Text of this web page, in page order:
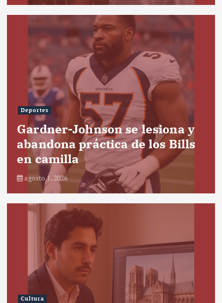
Deportes
Gardner-Johnson se lesiona y
abandona práctica de los Bills
en camilla
agosto 1, 2026
Cultura